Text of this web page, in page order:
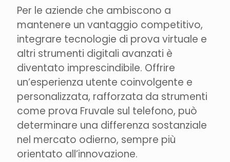
Per le aziende che ambiscono a
mantenere un vantaggio competitivo,
integrare tecnologie di prova virtuale e
altri strumenti digitali avanzati è
diventato imprescindibile. Offrire
un’esperienza utente coinvolgente e
personalizzata, rafforzata da strumenti
come prova Fruvale sul telefono, può
determinare una differenza sostanziale
nel mercato odierno, sempre più
orientato all’innovazione.